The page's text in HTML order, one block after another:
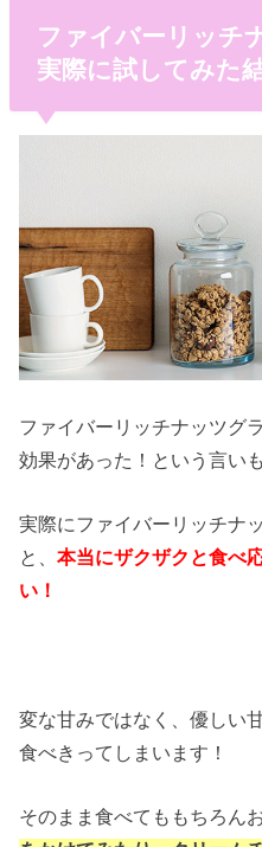
ファイバーリッチ
実際に試してみた
ファイバーリッチナッツグ
効果があった！という言い
実際にファイバーリッチナ
と、本当にザクザクと食べ
い！
変な甘みではなく、優しい
食べきってしまいます！
そのまま食べてももちろん